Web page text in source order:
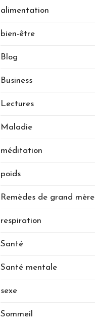
alimentation
bien-être
Blog
Business
Lectures
Maladie
méditation
poids
Remèdes de grand mère
respiration
Santé
Santé mentale
sexe
Sommeil